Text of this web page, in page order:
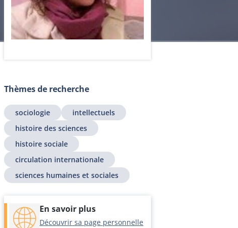
Thèmes de recherche
sociologie
intellectuels
histoire des sciences
histoire sociale
circulation internationale
sciences humaines et sociales
En savoir plus
Découvrir sa page personnelle